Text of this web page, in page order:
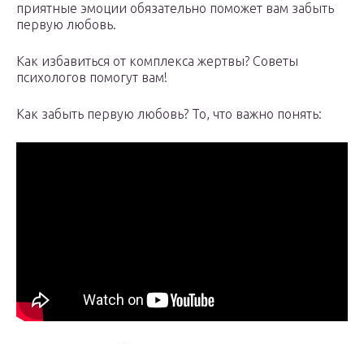
приятные эмоции обязательно поможет вам забыть
первую любовь.
Как избавиться от комплекса жертвы? Советы
психологов помогут вам!
Как забыть первую любовь? То, что важно понять: